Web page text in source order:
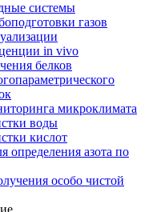
системы
газов
in vivo
белков
микроклимата
воды
кислот
определения азота по
особо чистой